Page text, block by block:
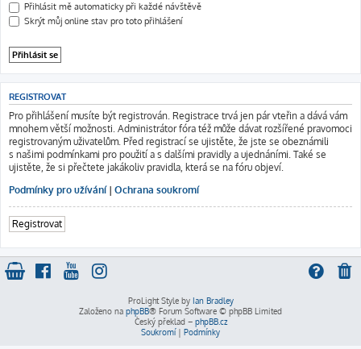
Přihlásit mě automaticky při každé návštěvě
Skrýt můj online stav pro toto přihlášení
REGISTROVAT
Pro přihlášení musíte být registrován. Registrace trvá jen pár vteřin a dává vám
mnohem větší možnosti. Administrátor fóra též může dávat rozšířené pravomoci
registrovaným uživatelům. Před registrací se ujistěte, že jste se obeznámili
s našimi podmínkami pro použití a s dalšími pravidly a ujednáními. Také se
ujistěte, že si přečtete jakákoliv pravidla, která se na fóru objeví.
Podmínky pro užívání| Ochrana soukromí
Registrovat
ProLight Style by Ian Bradley
Založeno na phpBB® Forum Software © phpBB Limited
Český překlad – phpBB.cz
Soukromí| Podmínky